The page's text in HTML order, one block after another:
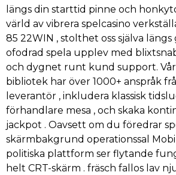
längs din starttid pinne och
värld av vibrera spelcasino
85 22WIN , stolthet oss själva
ofodrad spela upplev med
och dygnet runt kund support.
bibliotek har över 1000+ anspråk
leverantör , inkludera klassisk
förhandlare mesa , och skaka
jackpot . Oavsett om du föredrar
skärmbakgrund operationssal
politiska plattform ser flytande
helt CRT-skärm . fräsch fallos lav